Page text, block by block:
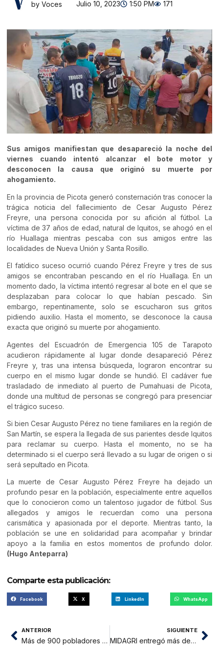
by Voces Julio 10, 2023 1:50 PM 171
Sus amigos manifiestan que desapareció la noche del
viernes cuando intentó alcanzar el bote motor y
desconocen la causa que originó su muerte por
ahogamiento.
En la provincia de Picota generó consternación tras conocer la
trágica noticia del fallecimiento de Cesar Augusto Pérez
Freyre, una persona conocida por su afición al fútbol. La
víctima de 37 años de edad, natural de Iquitos, se ahogó en el
río Huallaga mientras pescaba con sus amigos entre las
localidades de Nueva Unión y Santa Rosillo.
El fatídico suceso ocurrió cuando Pérez Freyre y tres de sus
amigos se encontraban pescando en el río Huallaga. En un
momento dado, la víctima intentó regresar al bote en el que se
desplazaban para colocar lo que habían pescado. Sin
embargo, repentinamente, solo se escucharon sus gritos
pidiendo auxilio. Hasta el momento, se desconoce la causa
exacta que originó su muerte por ahogamiento.
Agentes del Escuadrón de Emergencia 105 de Tarapoto
acudieron rápidamente al lugar donde desapareció Pérez
Freyre y, tras una intensa búsqueda, lograron encontrar su
cuerpo en el mismo lugar donde se hundió. El cadáver fue
trasladado de inmediato al puerto de Pumahuasi de Picota,
donde una multitud de personas se congregó para presenciar
el trágico suceso.
Si bien Cesar Augusto Pérez no tiene familiares en la región de
San Martín, se espera la llegada de sus parientes desde Iquitos
para reclamar su cuerpo. Hasta el momento, no se ha
determinado si el cuerpo será llevado a su lugar de origen o si
será sepultado en Picota.
La muerte de Cesar Augusto Pérez Freyre ha dejado un
profundo pesar en la población, especialmente entre aquellos
que lo conocieron como un talentoso jugador de fútbol. Sus
allegados y amigos le recuerdan como una persona
carismática y apasionada por el deporte. Mientras tanto, la
población se une en solidaridad para acompañar y brindar
apoyo a la familia en estos momentos de profundo dolor.
(Hugo Anteparra)
Comparte esta publicación:
Facebook X LinkedIn WhatsApp
ANTERIOR
Más de 900 pobladores accederán a atenciones médicas para el cuidado visual y dental
SIGUIENTE
MIDAGRI entregó más de S/ 453 millones a favor de los productores agrarios